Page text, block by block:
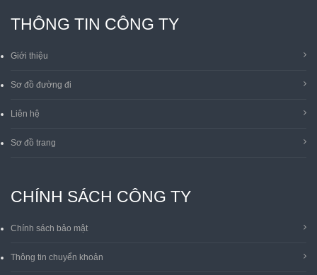
THÔNG TIN CÔNG TY
Giới thiệu
Sơ đồ đường đi
Liên hệ
Sơ đồ trang
CHÍNH SÁCH CÔNG TY
Chính sách bảo mật
Thông tin chuyển khoản